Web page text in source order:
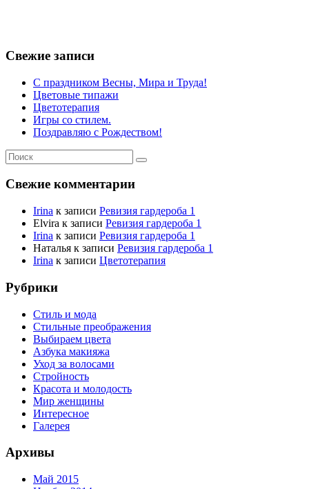
Свежие записи
С праздником Весны, Мира и Труда!
Цветовые типажи
Цветотерапия
Игры со стилем.
Поздравляю с Рождеством!
Свежие комментарии
Irina к записи Ревизия гардероба 1
Elvira к записи Ревизия гардероба 1
Irina к записи Ревизия гардероба 1
Наталья к записи Ревизия гардероба 1
Irina к записи Цветотерапия
Рубрики
Стиль и мода
Стильные преображения
Выбираем цвета
Азбука макияжа
Уход за волосами
Стройность
Красота и молодость
Мир женщины
Интересное
Галерея
Архивы
Май 2015